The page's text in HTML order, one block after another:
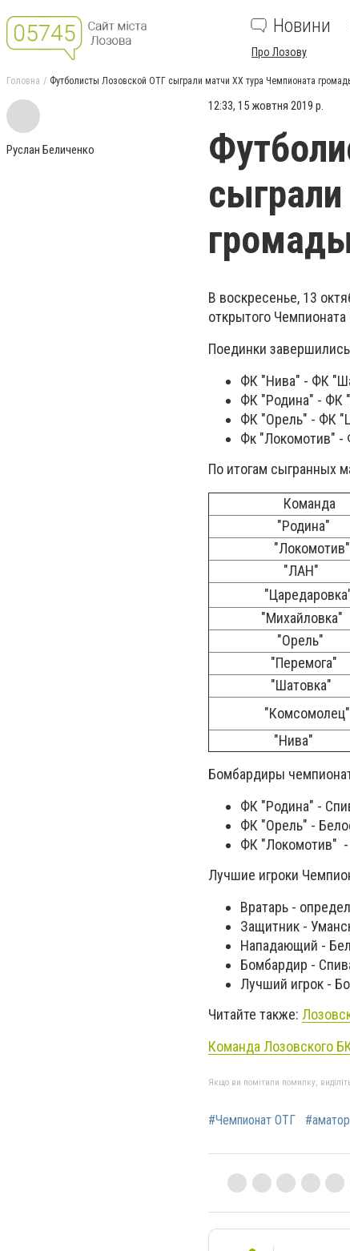
Новини
Про Лозову
Головна Футболисты Лозовской ОТГ сыграли матчи ХХ тура Чемпионата
Руслан Беличенко
12:33, 15 жовтня 2019 р.
В воскресенье, 13
открытого
Поединки
ФК "Нива" - ФК
ФК "Родина" - ФК
ФК "Орель" - ФК
Фк "Локомотив" -
По итогам сыгранных
Команда
"Родина"
"Локомотив"
"ЛАН"
"Михайловка"
"Орель"
"Перемога"
"Шатовка"
"Комсомолец"
"Нива"
Бомбардиры
ФК "Родина" -
ФК "Орель" -
ФК "Локомотив" -
Лучшие игроки
Вратарь -
Защитник -
Нападающий -
Бомбардир -
Лучший игрок -
Читайте также:
Команда Лозовского
Якщо ви помітили помилку,
#Чемпионат ОТГ